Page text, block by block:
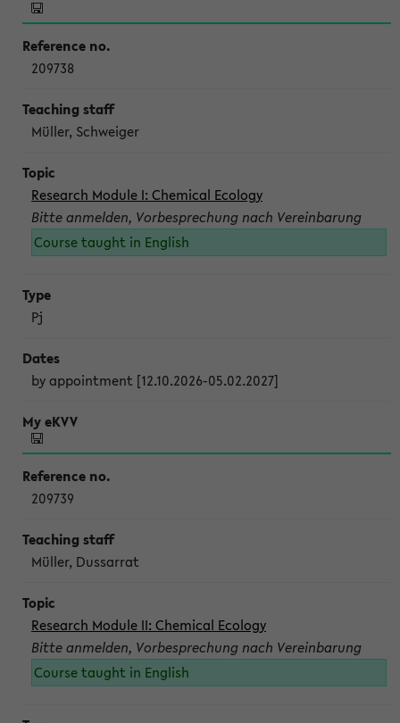
209738
Müller, Schweiger
Research Module I: Chemical Ecology
Bitte anmelden, Vorbesprechung nach Vereinbarung
Course taught in English
Pj
by appointment [12.10.2026-05.02.2027]
209739
Müller, Dussarrat
Research Module II: Chemical Ecology
Bitte anmelden, Vorbesprechung nach Vereinbarung
Course taught in English